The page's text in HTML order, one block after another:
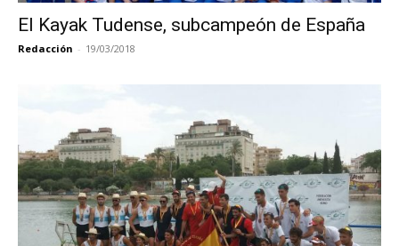
El Kayak Tudense, subcampeón de España
Redacción - 19/03/2018